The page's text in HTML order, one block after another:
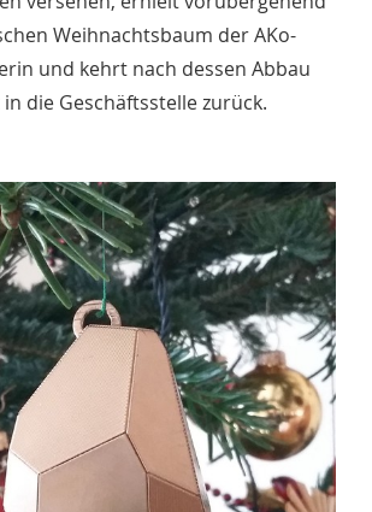
Weihnachtsbaum der AKo-
und kehrt nach dessen Abbau
die Geschäftsstelle zurück.